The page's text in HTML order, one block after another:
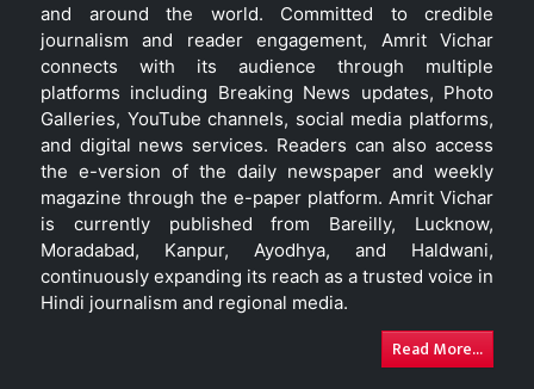
and around the world. Committed to credible
journalism and reader engagement, Amrit Vichar
connects with its audience through multiple
platforms including Breaking News updates, Photo
Galleries, YouTube channels, social media platforms,
and digital news services. Readers can also access
the e-version of the daily newspaper and weekly
magazine through the e-paper platform. Amrit Vichar
is currently published from Bareilly, Lucknow,
Moradabad, Kanpur, Ayodhya, and Haldwani,
continuously expanding its reach as a trusted voice in
Hindi journalism and regional media.
Read More...